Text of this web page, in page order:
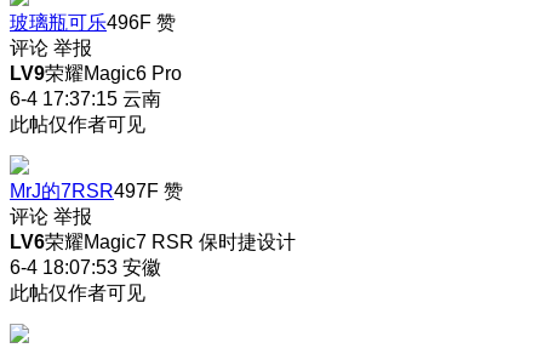
玻璃瓶可乐496F 赞
评论 举报
LV9荣耀Magic6 Pro
6-4 17:37:15 云南
此帖仅作者可见
MrJ的7RSR497F 赞
评论 举报
LV6荣耀Magic7 RSR 保时捷设计
6-4 18:07:53 安徽
此帖仅作者可见